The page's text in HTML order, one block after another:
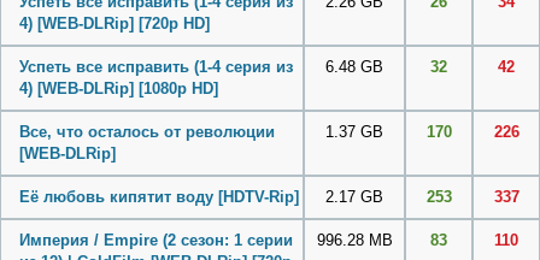
4) [WEB-DLRip] [720p HD]
Успеть все исправить (1-4 серия из
4) [WEB-DLRip] [1080p HD]
6.48 GB 32 42
Все, что осталось от революции
[WEB-DLRip]
1.37 GB 170 226
Её любовь кипятит воду [HDTV-Rip] 2.17 GB 253 337
Империя / Empire (2 сезон: 1 серии
996.28 MB 83 110